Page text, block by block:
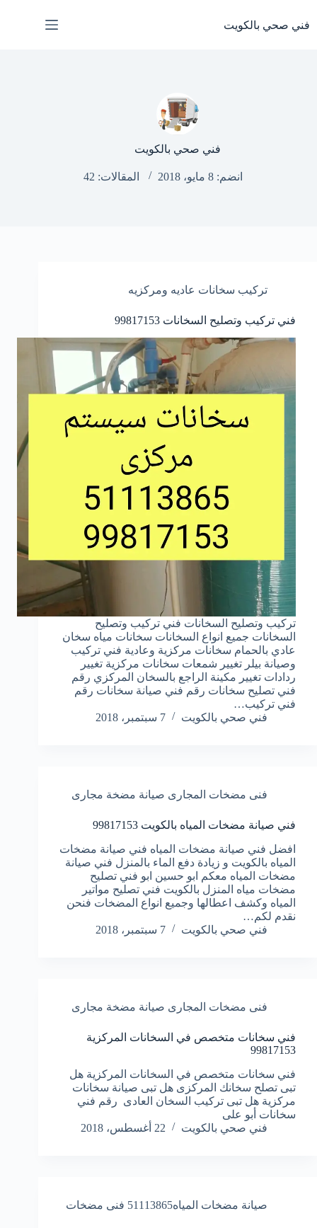
إلى
المحتوى
فني صحي بالكويت
فني صحي بالكويت
انضم: 8 مايو، 2018 المقالات: 42
تركيب سخانات عاديه ومركزيه
فني تركيب وتصليح السخانات 99817153
تركيب وتصليح السخانات فني تركيب وتصليح
السخانات جميع انواع السخانات سخانات مياه سخان
عادي بالحمام سخانات مركزية وعادية فني تركيب
وصيانة بيلر تغيير شمعات سخانات مركزية تغيير
ردادات تغيير مكينة الراجع بالسخان المركزي رقم
فني تصليح سخانات رقم فني صيانة سخانات رقم
فني تركيب…
فني صحي بالكويت
7 سبتمبر، 2018
فنى مضخات المجارى صيانة مضخة مجارى
فني صيانة مضخات المياه بالكويت 99817153
افضل فني صيانة مضخات المياه فني صيانة مضخات
المياه بالكويت و زيادة دفع الماء بالمنزل فني صيانة
مضخات المياه معكم ابو حسين ابو فني تصليح
مضخات مياه المنزل بالكويت فني تصليح مواتير
المياه وكشف اعطالها وجميع انواع المضخات فنحن
نقدم لكم…
فني صحي بالكويت
7 سبتمبر، 2018
فنى مضخات المجارى صيانة مضخة مجارى
فني سخانات متخصص في السخانات المركزية
99817153
فني سخانات متخصص في السخانات المركزية هل
تبى تصلح سخانك المركزى هل تبى صيانة سخانات
مركزية هل تبى تركيب السخان العادى رقم فني
سخانات أبو على
فني صحي بالكويت
22 أغسطس، 2018
صيانة مضخات المياه51113865 فنى مضخات